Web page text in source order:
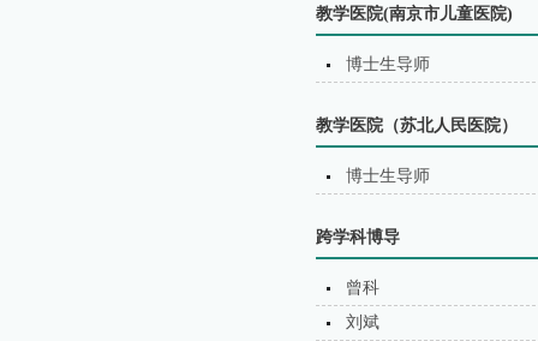
教学医院(南京市儿童医院)
博士生导师
教学医院（苏北⼈⺠医院）
博士生导师
跨学科博导
曾科
刘斌